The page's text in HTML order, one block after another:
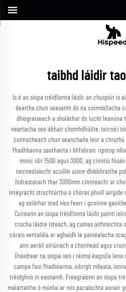
taibhd láidir
Is é an siopa tréidlionta láidir an chuspóir is
deartha chun seasamh do na coinníollacha
dhíograiseach a sholáthar do lucht leanúna
neartacha seo ábhair chomhdhúilte, teicnící
cuimsitheach chun seanchaile leor a
fhadhbanna saothairta i bhfabraic ripstop
minic idir 150D agus 300D, ag cinntiú
teicneolaíocht acuillín uisce-dhíobhraithe
hidrastatach thar 3000mm cinnteacht ar
intégracht struchtúrtha ó chóras phoill airgide
ag soláthar stad níos fearr i gcoinne
Cuireann an siopa tréidlionta láidir pointí
crocha láidre isteach, ag cumas aithníochta
córais ventalála ar aghaidh le painéalacha
ann aeráil oiriúnach a choimeád agus
Úsáidtear na siopaí seo i réimsí éagsúla
campa faoi fhadtéarma, oibrigh míleata,
tréidghnó in easnamh. Freagraíonn an siopa
malartaithe ó múnlaí ar nós pacaíochta aonair